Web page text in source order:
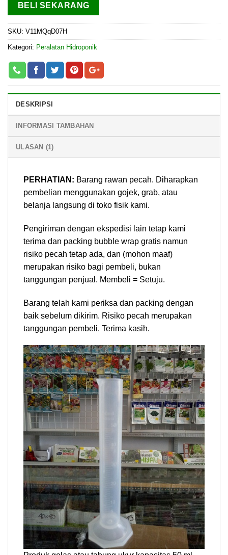
BELI SEKARANG
SKU: V11MQqD07H
Kategori: Peralatan Hidroponik
DESKRIPSI
INFORMASI TAMBAHAN
ULASAN (1)
PERHATIAN: Barang rawan pecah. Diharapkan
pembelian menggunakan gojek, grab, atau
belanja langsung di toko fisik kami.
Pengiriman dengan ekspedisi lain tetap kami
terima dan packing bubble wrap gratis namun
risiko pecah tetap ada, dan (mohon maaf)
merupakan risiko bagi pembeli, bukan
tanggungan penjual. Membeli = Setuju.
Barang telah kami periksa dan packing dengan
baik sebelum dikirim. Risiko pecah merupakan
tanggungan pembeli. Terima kasih.